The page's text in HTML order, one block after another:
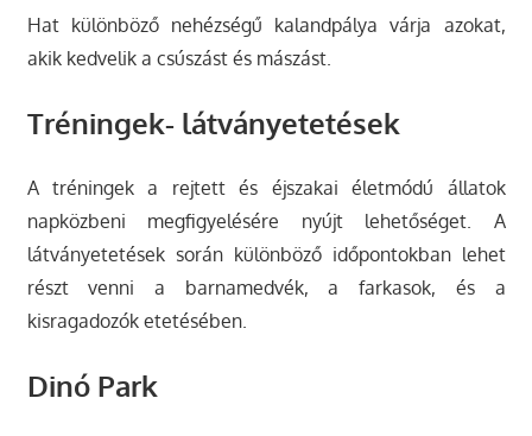
Hat különböző nehézségű kalandpálya várja azokat,
akik kedvelik a csúszást és mászást.
Tréningek- látványetetések
A tréningek a rejtett és éjszakai életmódú állatok
napközbeni megfigyelésére nyújt lehetőséget. A
látványetetések során különböző időpontokban lehet
részt venni a barnamedvék, a farkasok, és a
kisragadozók etetésében.
Dinó Park